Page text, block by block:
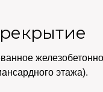
этажа).